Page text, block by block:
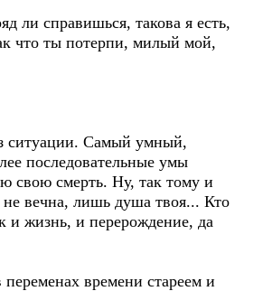
ли справишься, такова я есть,
что ты потерпи, милый мой,
ситуации. Самый умный,
последовательные умы
свою смерть. Ну, так тому и
вечна, лишь душа твоя... Кто
и жизнь, и перерождение, да
времени стареем и